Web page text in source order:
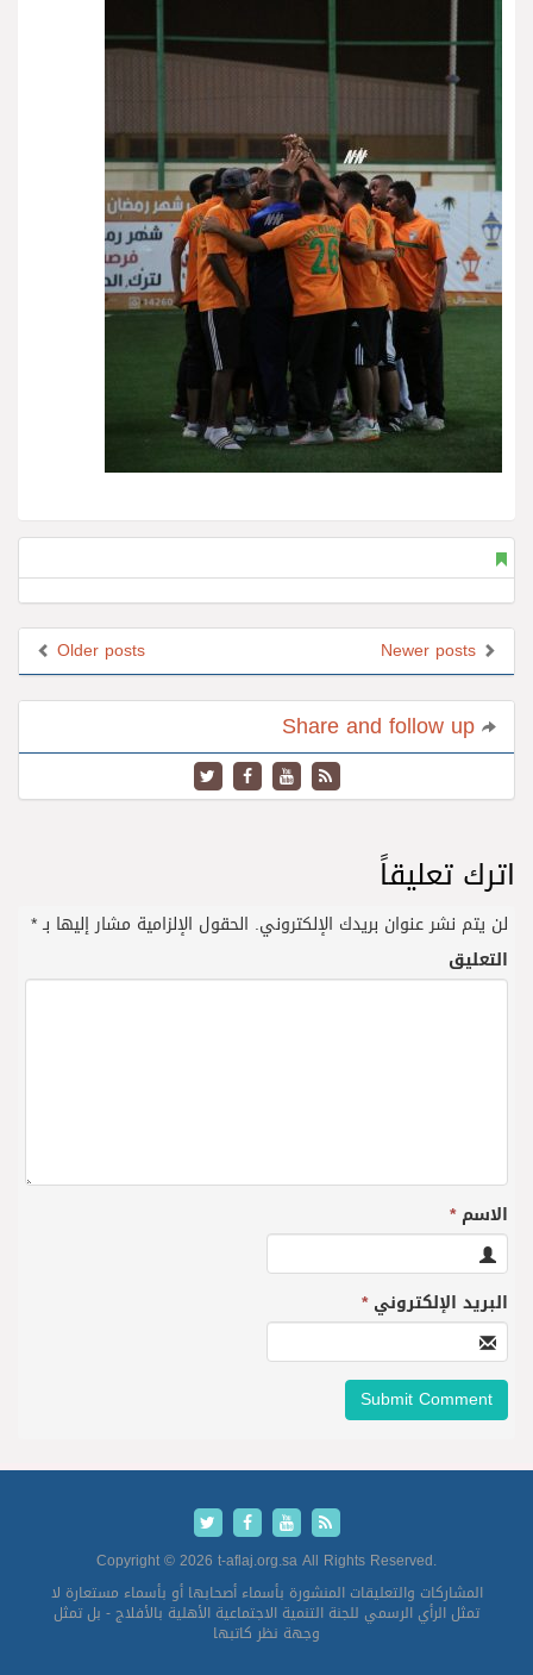
Older posts
اترك تعليقاً
لن يتم نشر عنوان بريدك الإلكتروني. الحقول الإلزامية مشار إليها بـ*
التعليق
الاسم*
البريد الإلكتروني*
Copyright © 2026 t-aflaj.org.sa All Rights Reserved.
المشاركات والتعليقات المنشورة بأسماء أصحابها أو بأسماء مستعارة لا
تمثل الرأي الرسمي للجنة التنمية الاجتماعية الأهلية بالأفلاج - بل تمثل
وجهة نظر كاتبها